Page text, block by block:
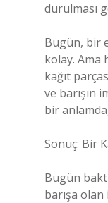
durulması
Bugün, bir
kolay. Ama
kağıt
ve barışın
bir
Sonuç: Bir
Bugün
barışa